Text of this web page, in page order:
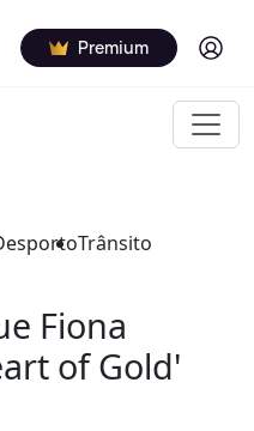
Premium Log in
Trânsito
Fiona
of Gold'